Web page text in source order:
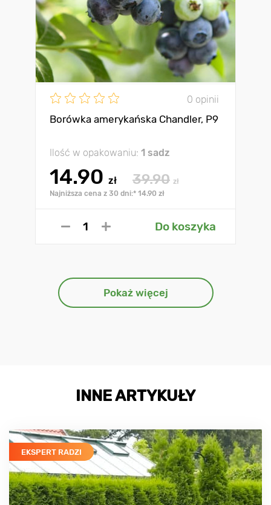
0 opinii
Borówka amerykańska Chandler, P9
Ilość w opakowaniu: 1 sadz
14.90 zł 39.90 zł
Najniższa cena z 30 dni:* 14.90 zł
Do koszyka
Pokaż więcej
INNE ARTYKUŁY
EKSPERT RADZI